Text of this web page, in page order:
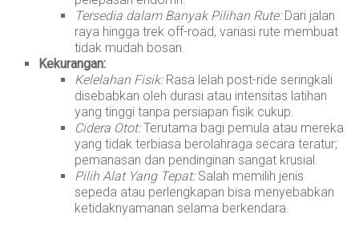
Tersedia dalam Banyak Pilihan Rute:Dari jalan
raya hingga trek off-road, variasi rute membuat
tidak mudah bosan.
Kekurangan:
Kelelahan Fisik:Rasa lelah post-ride seringkali
disebabkan oleh durasi atau intensitas latihan
yang tinggi tanpa persiapan fisik cukup.
Cidera Otot:Terutama bagi pemula atau mereka
yang tidak terbiasa berolahraga secara teratur;
pemanasan dan pendinginan sangat krusial.
Pilih Alat Yang Tepat:Salah memilih jenis
sepeda atau perlengkapan bisa menyebabkan
ketidaknyamanan selama berkendara.